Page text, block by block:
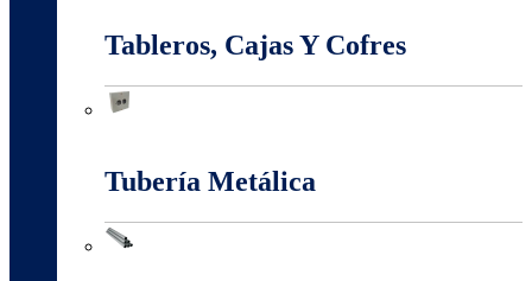
Tableros, Cajas Y Cofres
Tubería Metálica